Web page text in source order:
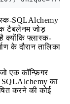
SQLAlchemy
टैबलेनम जोड़
क्योंकि फ्लास्क-
के दौरान तालिका
एक कॉन्फ़िगर
SQLAlchemy का
करने की कोई